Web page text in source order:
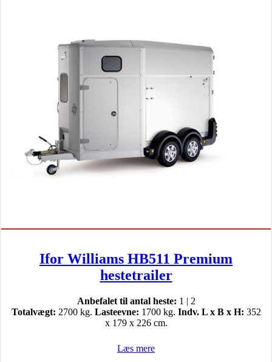
Ifor Williams HB511 Premium
hestetrailer
Anbefalet til antal heste: 1 | 2
Totalvægt: 2700 kg. Lasteevne: 1700 kg. Indv. L x B x H: 352
x 179 x 226 cm.
Læs mere